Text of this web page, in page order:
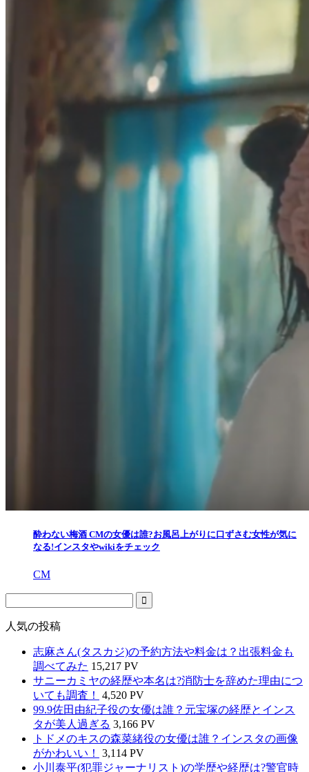
酔わない梅酒 CMの女優は誰?お風呂上がりに口ずさむ女性が気に
なる!インスタやwikiをチェック
CM
人気の投稿
志麻さん(タスカジ)の予約方法や料金は？出張料金も
調べてみた 15,217 PV
サニーカミヤの経歴や本名は?消防士を辞めた理由につ
いても調査！
4,520 PV
99.9佐田由紀子役の女優は誰？元宝塚の経歴とインス
タが美人過ぎる 3,166 PV
トドメのキスの森菜緒役の女優は誰？インスタの画像
がかわいい！
3,114 PV
小川泰平(犯罪ジャーナリスト)の学歴や経歴は?警官時